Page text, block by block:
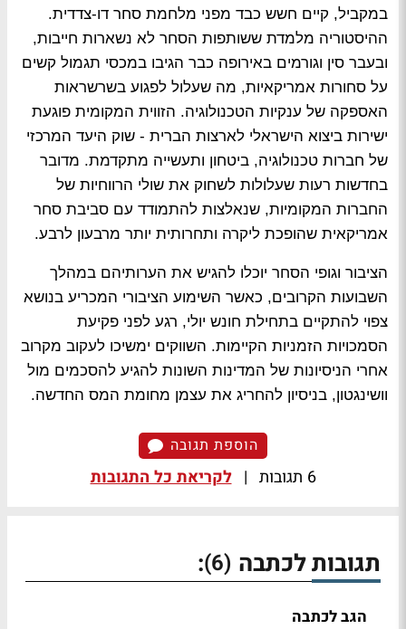
במקביל, קיים חשש כבד מפני מלחמת סחר דו-צדדית.
ההיסטוריה מלמדת ששותפות הסחר לא נשארות חייבות,
ובעבר סין וגורמים באירופה כבר הגיבו במכסי תגמול קשים
על סחורות אמריקאיות, מה שעלול לפגוע בשרשראות
האספקה של ענקיות הטכנולוגיה. הזווית המקומית פוגעת
ישירות ביצוא הישראלי לארצות הברית - שוק היעד המרכזי
של חברות טכנולוגיה, ביטחון ותעשייה מתקדמת. מדובר
בחדשות רעות שעלולות לשחוק את שולי הרווחיות של
החברות המקומיות, שנאלצות להתמודד עם סביבת סחר
אמריקאית שהופכת ליקרה ותחרותית יותר מרבעון לרבע.
הציבור וגופי הסחר יוכלו להגיש את הערותיהם במהלך
השבועות הקרובים, כאשר השימוע הציבורי המכריע בנושא
צפוי להתקיים בתחילת חונש יולי, רגע לפני פקיעת
הסמכויות הזמניות הקיימות. השווקים ימשיכו לעקוב מקרוב
אחרי הניסיונות של המדינות השונות להגיע להסכמים מול
וושינגטון, בניסיון להחריג את עצמן מחומת המס החדשה.
הוספת תגובה
6 תגובות | לקריאת כל התגובות
תגובות לכתבה (6)
:
הגב לכתבה